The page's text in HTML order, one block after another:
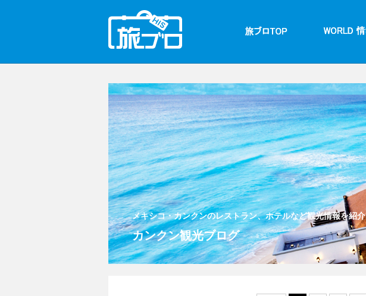
メキシコ・カンクンのレストラン、ホテルなど観光情報を紹介
カンクン観光ブログ